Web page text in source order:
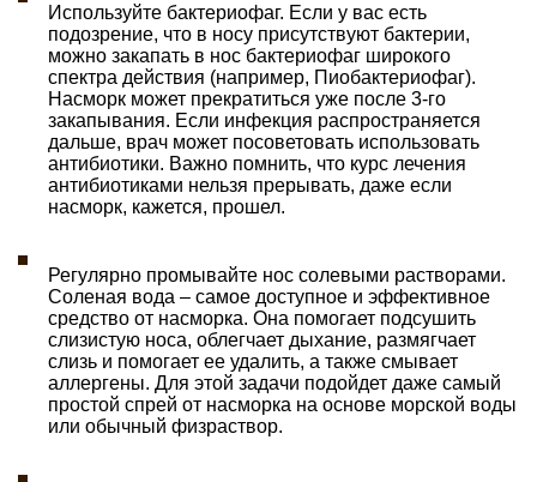
Используйте бактериофаг. Если у вас есть
подозрение, что в носу присутствуют бактерии,
можно закапать в нос бактериофаг широкого
спектра действия (например, Пиобактериофаг).
Насморк может прекратиться уже после 3-го
закапывания. Если инфекция распространяется
дальше, врач может посоветовать использовать
антибиотики. Важно помнить, что курс лечения
антибиотиками нельзя прерывать, даже если
насморк, кажется, прошел.
Регулярно промывайте нос солевыми растворами.
Соленая вода – самое доступное и эффективное
средство от насморка. Она помогает подсушить
слизистую носа, облегчает дыхание, размягчает
слизь и помогает ее удалить, а также смывает
аллергены. Для этой задачи подойдет даже самый
простой спрей от насморка на основе морской воды
или обычный физраствор.